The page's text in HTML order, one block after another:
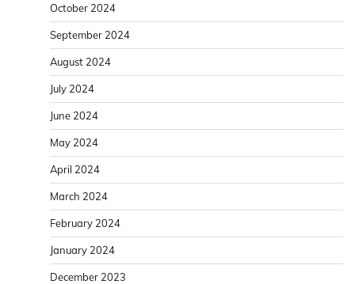
October 2024
September 2024
August 2024
July 2024
June 2024
May 2024
April 2024
March 2024
February 2024
January 2024
December 2023